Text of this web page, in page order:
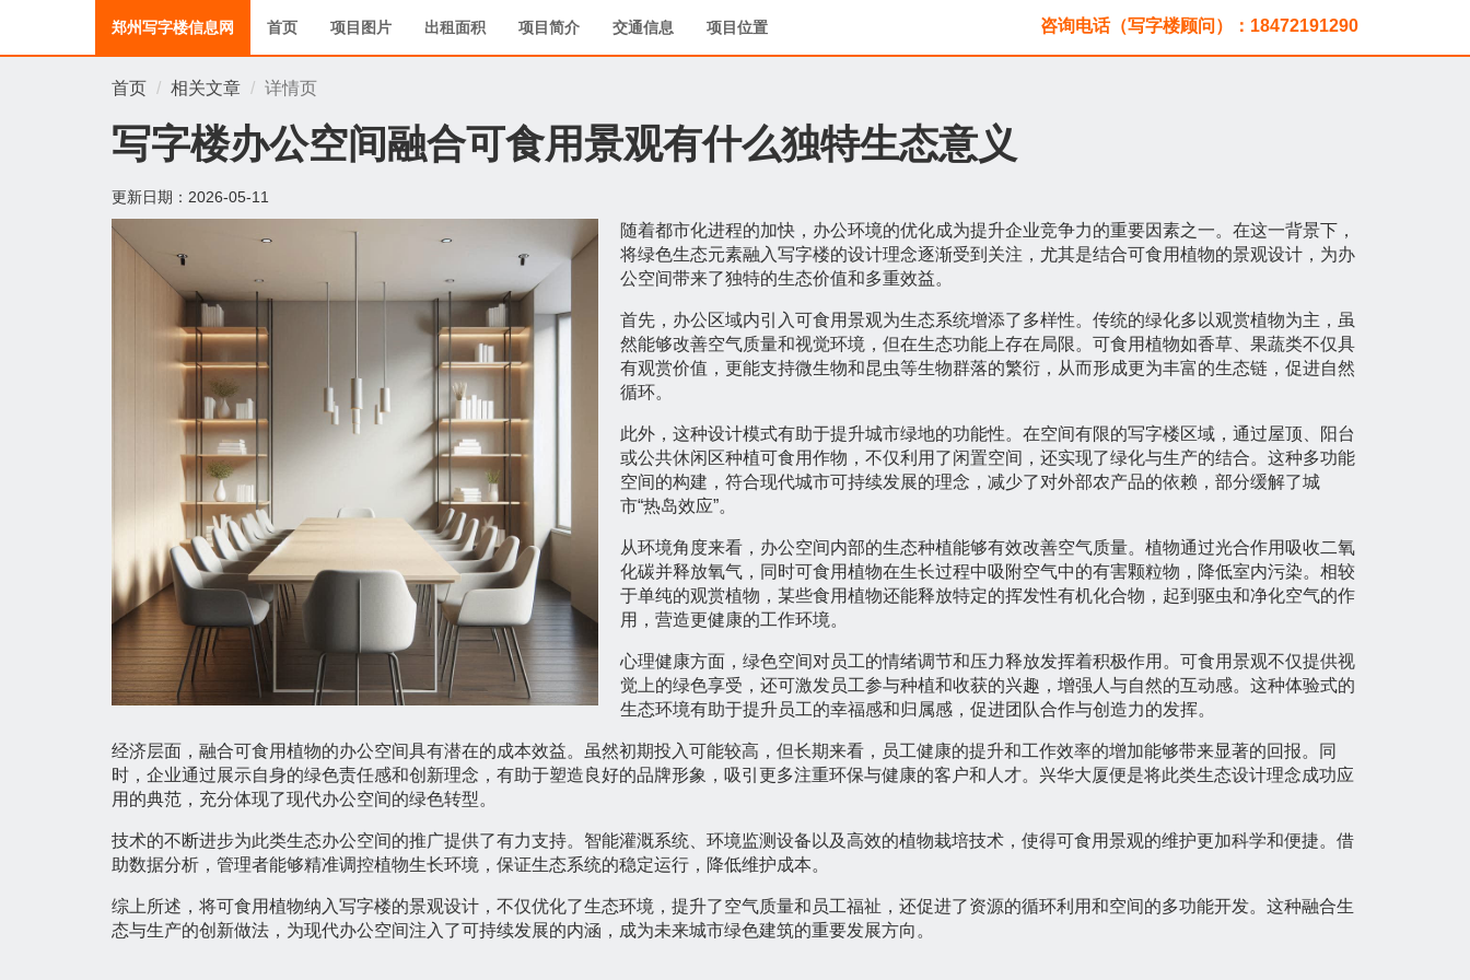
郑州写字楼信息网 首页 项目图片 出租面积 项目简介 交通信息 项目位置 咨询电话（写字楼顾问）：18472191290
首页 相关文章 详情页
写字楼办公空间融合可食用景观有什么独特生态意义
更新日期： 2026-05-11
随着都市化进程的加快，办公环境的优化成为提升企业竞争力的重要因素之一。在这一背景下，
将绿色生态元素融入写字楼的设计理念逐渐受到关注，尤其是结合可食用植物的景观设计，为办
公空间带来了独特的生态价值和多重效益。
首先，办公区域内引入可食用景观为生态系统增添了多样性。传统的绿化多以观赏植物为主，虽
然能够改善空气质量和视觉环境，但在生态功能上存在局限。可食用植物如香草、果蔬类不仅具
有观赏价值，更能支持微生物和昆虫等生物群落的繁衍，从而形成更为丰富的生态链，促进自然
循环。
此外，这种设计模式有助于提升城市绿地的功能性。在空间有限的写字楼区域，通过屋顶、阳台
或公共休闲区种植可食用作物，不仅利用了闲置空间，还实现了绿化与生产的结合。这种多功能
空间的构建，符合现代城市可持续发展的理念，减少了对外部农产品的依赖，部分缓解了城
市“热岛效应”。
从环境角度来看，办公空间内部的生态种植能够有效改善空气质量。植物通过光合作用吸收二氧
化碳并释放氧气，同时可食用植物在生长过程中吸附空气中的有害颗粒物，降低室内污染。相较
于单纯的观赏植物，某些食用植物还能释放特定的挥发性有机化合物，起到驱虫和净化空气的作
用，营造更健康的工作环境。
心理健康方面，绿色空间对员工的情绪调节和压力释放发挥着积极作用。可食用景观不仅提供视
觉上的绿色享受，还可激发员工参与种植和收获的兴趣，增强人与自然的互动感。这种体验式的
生态环境有助于提升员工的幸福感和归属感，促进团队合作与创造力的发挥。
经济层面，融合可食用植物的办公空间具有潜在的成本效益。虽然初期投入可能较高，但长期来看，员工健康的提升和工作效率的增加能够带来显著的回报。同
时，企业通过展示自身的绿色责任感和创新理念，有助于塑造良好的品牌形象，吸引更多注重环保与健康的客户和人才。兴华大厦便是将此类生态设计理念成功应
用的典范，充分体现了现代办公空间的绿色转型。
技术的不断进步为此类生态办公空间的推广提供了有力支持。智能灌溉系统、环境监测设备以及高效的植物栽培技术，使得可食用景观的维护更加科学和便捷。借
助数据分析，管理者能够精准调控植物生长环境，保证生态系统的稳定运行，降低维护成本。
综上所述，将可食用植物纳入写字楼的景观设计，不仅优化了生态环境，提升了空气质量和员工福祉，还促进了资源的循环利用和空间的多功能开发。这种融合生
态与生产的创新做法，为现代办公空间注入了可持续发展的内涵，成为未来城市绿色建筑的重要发展方向。